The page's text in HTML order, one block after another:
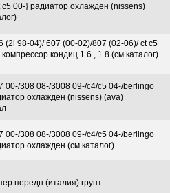
c5 00-} радиатор охлажден (nissens)
(2l 98-04)/ 607 (00-02)/807 (02-06)/ ct c5
кондиц 1.6 , 1.8 (см.каталог)
00-/308 08-/3008 09-/c4/c5 04-/berlingo
охлажден (nissens) (ava)
00-/308 08-/3008 09-/c4/c5 04-/berlingo
охлажден (см.каталог)
передн (италия) грунт